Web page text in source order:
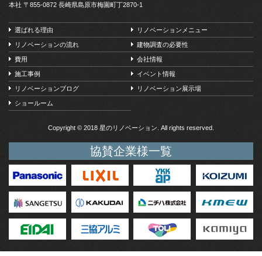
本社 〒855-0872 長崎県島原市梅園町丁2870-1
選ばれる理由 リノベーションメニュー
リノベーションの流れ 建物調査の必要性
費用 会社情報
施工事例 イベント情報
リノベーションブログ リノベーション展示場
ショールーム
Copyright © 2018 星のリノベーション. All rights reserved.
協賛企業様一覧